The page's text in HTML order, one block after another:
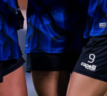
Din e-mail
Navn